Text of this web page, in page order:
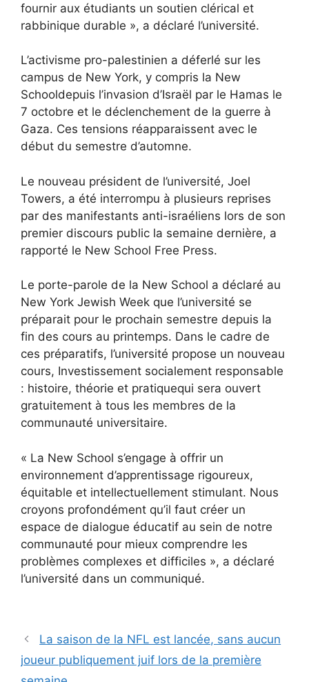
fournir aux étudiants un soutien clérical et
rabbinique durable », a déclaré l’université.
L’activisme pro-palestinien a déferlé sur les
campus de New York, y compris la New
Schooldepuis l’invasion d’Israël par le Hamas le
7 octobre et le déclenchement de la guerre à
Gaza. Ces tensions réapparaissent avec le
début du semestre d’automne.
Le nouveau président de l’université, Joel
Towers, a été interrompu à plusieurs reprises
par des manifestants anti-israéliens lors de son
premier discours public la semaine dernière, a
rapporté le New School Free Press.
Le porte-parole de la New School a déclaré au
New York Jewish Week que l’université se
préparait pour le prochain semestre depuis la
fin des cours au printemps. Dans le cadre de
ces préparatifs, l’université propose un nouveau
cours, Investissement socialement responsable
: histoire, théorie et pratiquequi sera ouvert
gratuitement à tous les membres de la
communauté universitaire.
« La New School s’engage à offrir un
environnement d’apprentissage rigoureux,
équitable et intellectuellement stimulant. Nous
croyons profondément qu’il faut créer un
espace de dialogue éducatif au sein de notre
communauté pour mieux comprendre les
problèmes complexes et difficiles », a déclaré
l’université dans un communiqué.
La saison de la NFL est lancée, sans aucun
joueur publiquement juif lors de la première